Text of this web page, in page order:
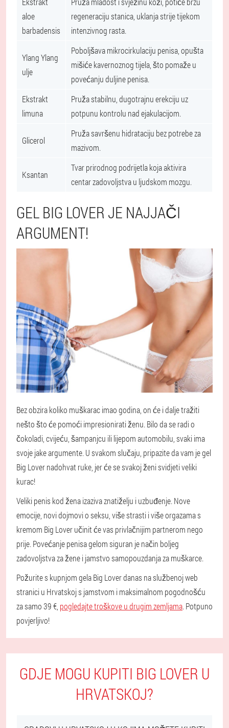
aloe
barbadensis
regeneraciju stanica, uklanja strije tijekom
intenzivnog rasta.
Ylang Ylang
ulje
Poboljšava mikrocirkulaciju penisa, opušta
mišiće kavernoznog tijela, što pomaže u
povećanju duljine penisa.
Ekstrakt
limuna
Pruža stabilnu, dugotrajnu erekciju uz
potpunu kontrolu nad ejakulacijom.
Glicerol
Pruža savršenu hidrataciju bez potrebe za
mazivom.
Ksantan
Tvar prirodnog podrijetla koja aktivira
centar zadovoljstva u ljudskom mozgu.
GEL BIG LOVER JE NAJJAČI
ARGUMENT!
Bez obzira koliko muškarac imao godina, on će i dalje tražiti
nešto što će pomoći impresionirati ženu. Bilo da se radi o
čokoladi, cvijeću, šampanjcu ili lijepom automobilu, svaki ima
svoje jake argumente. U svakom slučaju, pripazite da vam je gel
Big Lover nadohvat ruke, jer će se svakoj ženi svidjeti veliki
kurac!
Veliki penis kod žena izaziva znatiželju i uzbuđenje. Nove
emocije, novi dojmovi o seksu, više strasti i više orgazama s
kremom Big Lover učinit će vas privlačnijim partnerom nego
prije. Povećanje penisa gelom siguran je način boljeg
zadovoljstva za žene i jamstvo samopouzdanja za muškarce.
Požurite s kupnjom gela Big Lover danas na službenoj web
stranici u Hrvatskoj s jamstvom i maksimalnom pogodnošću
za samo 39 €, pogledajte troškove u drugim zemljama. Potpuno
povjerljivo!
GDJE MOGU KUPITI BIG LOVER U
HRVATSKOJ?